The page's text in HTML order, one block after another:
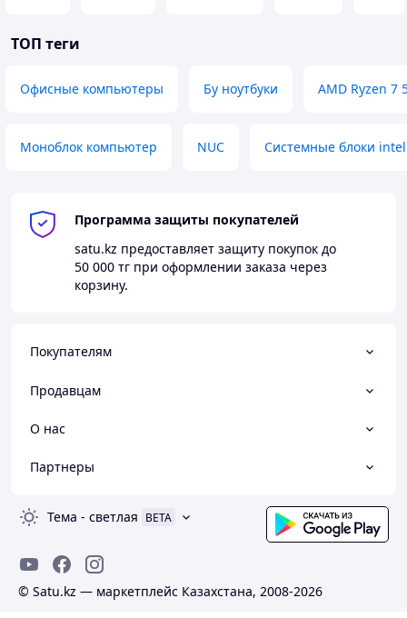
ТОП теги
Офисные компьютеры Бу ноутбуки AMD Ryzen 7
Моноблок компьютер NUC Системные блоки
Программа защиты покупателей
satu.kz предоставляет защиту покупок до
50 000 тг при оформлении заказа через
корзину.
Покупателям
Продавцам
О нас
Партнеры
Тема - светлая BETA
© Satu.kz — маркетплейс Казахстана, 2008-2026